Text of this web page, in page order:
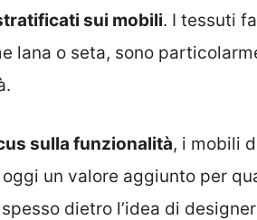
sui mobili. I tessuti
lana o seta, sono
sulla funzionalità, i mobili
un valore aggiunto per
dietro l’idea di